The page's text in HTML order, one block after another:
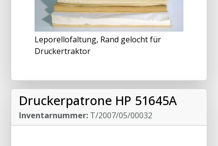
Leporellofaltung, Rand gelocht für
Druckertraktor
Druckerpatrone HP 51645A
Inventarnummer: T/2007/05/00032